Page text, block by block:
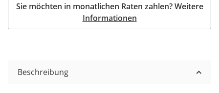
Sie möchten in monatlichen Raten zahlen?Weitere
Informationen
Beschreibung